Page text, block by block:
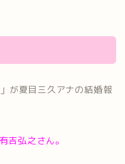
が夏目三久アナの結婚報
吉弘之さん。